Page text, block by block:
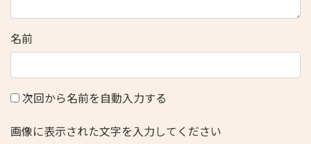
名前
次回から名前を自動入力する
画像に表示された文字を入力してください